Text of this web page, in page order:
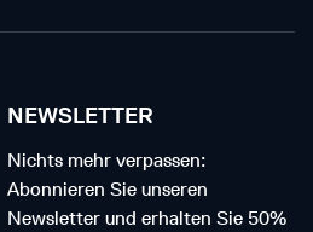
NEWSLETTER
Nichts mehr verpassen:
Abonnieren Sie unseren
Newsletter und erhalten Sie 50%